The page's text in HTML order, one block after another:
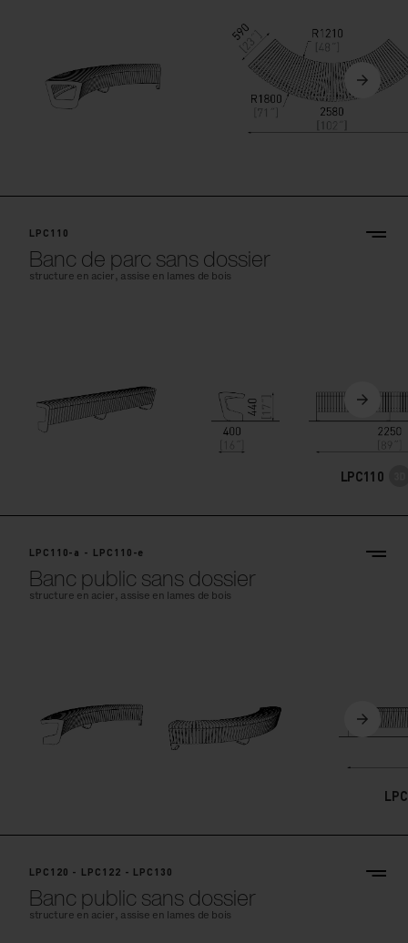
LPC110
Banc de parc sans dossier
structure en acier, assise en lames de bois
LPC110
LPC110-a - LPC110-e
Banc public sans dossier
structure en acier, assise en lames de bois
LPC120 - LPC122 - LPC130
Banc public sans dossier
structure en acier, assise en lames de bois